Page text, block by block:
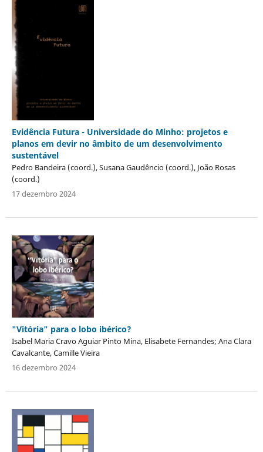
Evidência Futura - Universidade do Minho: projetos e
planos em devir no âmbito de um desenvolvimento
sustentável
Pedro Bandeira (coord.), Susana Gaudêncio (coord.), João Rosas
(coord.)
17 dezembro 2024
"Vitória" para o lobo ibérico?
Isabel Maria Cravo Aguiar Pinto Mina, Elisabete Fernandes; Ana Clara
Cavalcante, Camille Vieira
16 dezembro 2024